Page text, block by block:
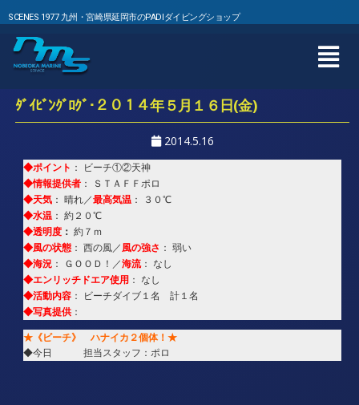
SCENES 1977 九州・宮崎県延岡市のPADIダイビングショップ
ﾀﾞｲﾋﾞﾝｸﾞﾛｸﾞ･２０１４年５月１６日(金)
2014.5.16
◆ポイント ： ビーチ①②天神
◆情報提供者： ＳＴＡＦＦポロ
◆天気： 晴れ／最高気温： ３０℃
◆水温： 約２０℃
◆透明度： 約７ｍ
◆風の状態： 西の風／ 風の強さ ： 弱い
◆海況： ＧＯＯＤ！／海流： なし
◆エンリッチドエア使用 ： なし
◆活動内容： ビーチダイブ１名 計１名
◆写真提供：
★《ビーチ》 ハナイカ２個体！★
◆今日 担当スタッフ：ポロ